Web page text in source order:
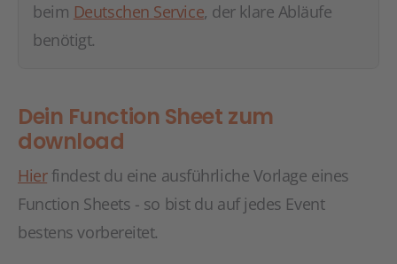
beim Deutschen Service, der klare Abläufe
benötigt.
Dein Function Sheet zum
download
Hierfindest du eine ausführliche Vorlage eines
Function Sheets - so bist du auf jedes Event
bestens vorbereitet.